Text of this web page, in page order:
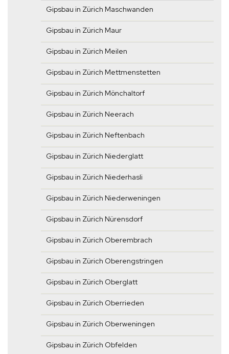
Gipsbau in Zürich Maschwanden
Gipsbau in Zürich Maur
Gipsbau in Zürich Meilen
Gipsbau in Zürich Mettmenstetten
Gipsbau in Zürich Mönchaltorf
Gipsbau in Zürich Neerach
Gipsbau in Zürich Neftenbach
Gipsbau in Zürich Niederglatt
Gipsbau in Zürich Niederhasli
Gipsbau in Zürich Niederweningen
Gipsbau in Zürich Nürensdorf
Gipsbau in Zürich Oberembrach
Gipsbau in Zürich Oberengstringen
Gipsbau in Zürich Oberglatt
Gipsbau in Zürich Oberrieden
Gipsbau in Zürich Oberweningen
Gipsbau in Zürich Obfelden